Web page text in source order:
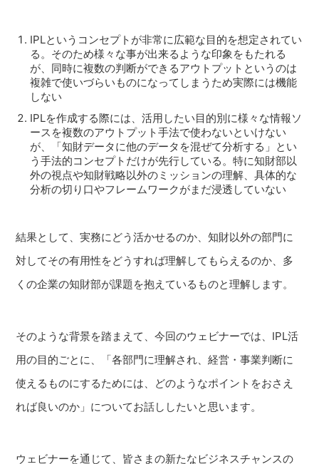
IPLというコンセプトが非常に広範な目的を想定されてい
る。そのため様々な事が出来るような印象をもたれる
が、同時に複数の判断ができるアウトプットというのは
複雑で使いづらいものになってしまうため実際には機能
しない
IPLを作成する際には、活用したい目的別に様々な情報ソ
ースを複数のアウトプット手法で使わないといけない
が、「知財データに他のデータを混ぜて分析する」とい
う手法的コンセプトだけが先行している。特に知財部以
外の視点や知財戦略以外のミッションの理解、具体的な
分析の切り口やフレームワークがまだ浸透していない
結果として、実務にどう活かせるのか、知財以外の部門に
対してその有用性をどうすれば理解してもらえるのか、多
くの企業の知財部が課題を抱えているものと理解します。
そのような背景を踏まえて、今回のウェビナーでは、IPL活
用の目的ごとに、「各部門に理解され、経営・事業判断に
使えるものにするためには、どのようなポイントをおさえ
れば良いのか」についてお話ししたいと思います。
ウェビナーを通じて、皆さまの新たなビジネスチャンスの